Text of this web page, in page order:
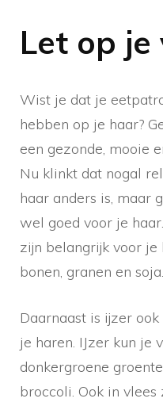
Let op je
Wist je dat je
hebben op je haar?
een gezonde, mooie
Nu klinkt dat nogal
haar anders is, maar
wel goed voor je
zijn belangrijk voor
bonen, granen en soja.
Daarnaast is ijzer
je haren. IJzer kun je
donkergroene
broccoli. Ook in